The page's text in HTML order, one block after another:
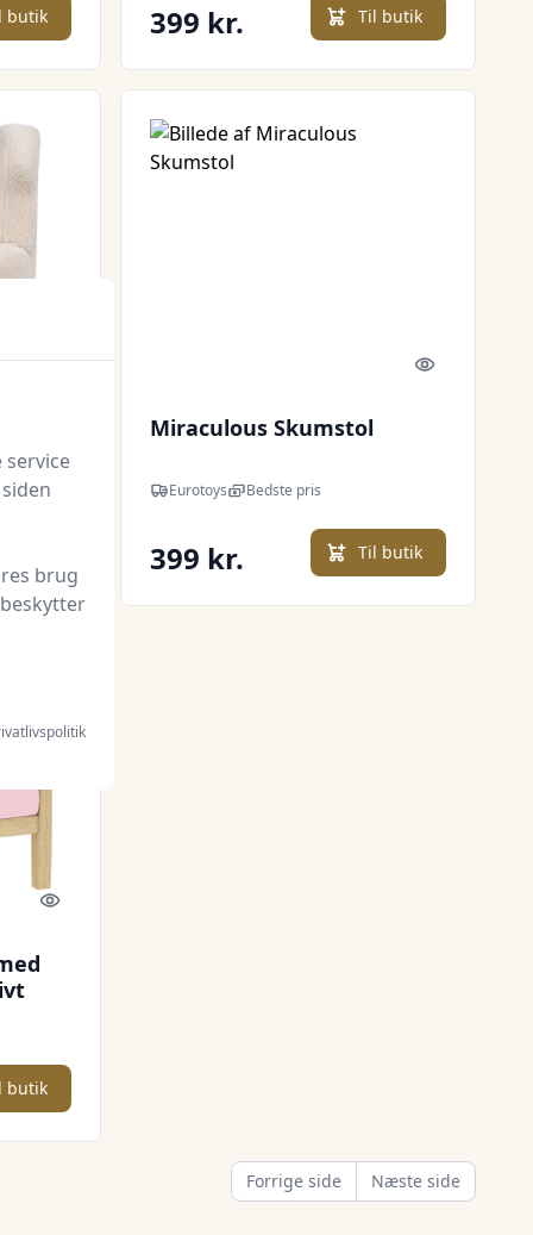
butik 399 kr. Til butik
Quick look Quick look
Miraculous Skumstol
Eurotoys Bedste pris
399 kr. Til butik
Quick look
3-
butik
Forrige side Næste side
brug